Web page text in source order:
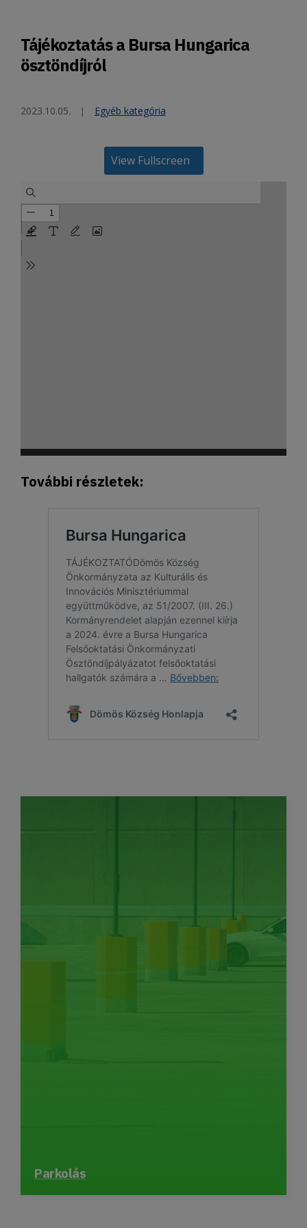
Tájékoztatás a Bursa Hungarica
ösztöndíjról
2023.10.05. Egyéb kategória
View Fullscreen
További részletek:
Parkolás